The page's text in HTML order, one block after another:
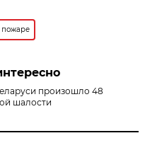
пожаре
произошло 48
шалости